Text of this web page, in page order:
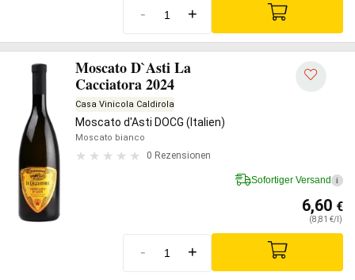
- +
Moscato D`Asti La
Cacciatora 2024
Casa Vinicola Caldirola
Moscato d'Asti DOCG (Italien)
Moscato bianco
0 Rezensionen
Sofortiger Versand i
6,60 €
(8,81 €/l)
- +